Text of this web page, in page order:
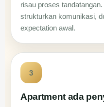
risau proses
strukturkan komunikasi,
expectation awal.
3
Apartment ada